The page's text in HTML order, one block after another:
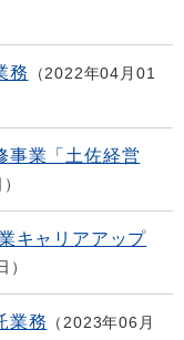
務
2022年04月01
事業「土佐経営
キャリアアップ
業務
2023年06月